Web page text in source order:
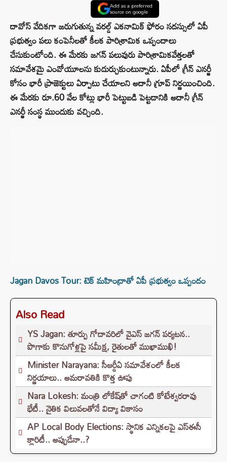
Add as a preferred
source on google
దావోస్ వేదికగా జరుగుతున్న వరల్డ్ ఎకనామిక్ ఫోరం సదస్సులో ఏపీ
ప్రభుత్వం పలు కంపెనీలతో కీలక పారిశ్రామిక ఒప్పందాలు
చేసుకుంటోంది. ఈ మేరకు జగన్ పలువురు పారిశ్రామికవేత్తలతో
సమావేశమై ఎంవోయూలను కుదుర్చుకుంటున్నారు. ఏపీలో గ్రీన్‌ ఎనర్జీ
కోసం భారీ ప్రాజెక్టులు ఏర్పాటు చేయాలని అదానీ గ్రూప్ నిర్ణయించింది.
ఈ మేరకు రూ.60 వేల కోట్లు భారీ పెట్టుబడి పెట్టడానికి అదానీ గ్రీన్
ఎనర్జీ సంస్థ ముందుకు వచ్చింది.
Jagan Davos Tour: టెక్ మహింద్రాతో ఏపీ ప్రభుత్వం ఒప్పందం
Also Read
YS Jagan: తూర్పు గోదావరిలో వైఎస్ జగన్ పర్యటన..
పొగాకు కొనుగోళ్లపై సమీక్ష, రైతులతో ముఖాముఖి!
Minister Narayana: సీఆర్డీఏ సమావేశంలో కీలక
నిర్ణయాలు.. అమరావతికి కొత్త ఊపు
Nara Lokesh: మంత్రి లోకేష్‌తో చాగంటి కోటేశ్వరరావు
భేటీ.. నైతిక విలువలతోనే విద్యా వికాసం
AP Local Body Elections: స్థానిక ఎన్నికలపై ఎస్ఈసీ
క్లారిటీ.. అప్పుడేనా..?